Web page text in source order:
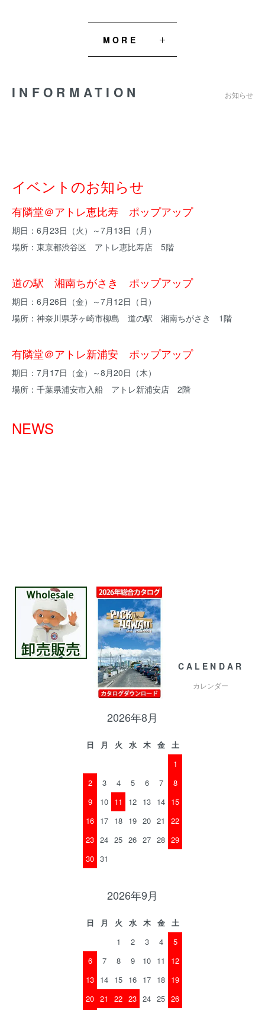
MORE
INFORMATION お知らせ
イベントのお知らせ
有隣堂＠アトレ恵比寿 ポップアップ
期日：6月23日（火）～7月13日（月）
場所：東京都渋谷区 アトレ恵比寿店 5階
道の駅 湘南ちがさき ポップアップ
期日：6月26日（金）～7月12日（日）
場所：神奈川県茅ヶ崎市柳島 道の駅 湘南ちがさき 1階
有隣堂＠アトレ新浦安 ポップアップ
期日：7月17日（金）～8月20日（木）
場所：千葉県浦安市入船 アトレ新浦安店 2階
NEWS
CALENDAR
カレンダー
2026年8月
日 月 火 水 木 金
土
1
2
3 4 5 6 7
8
9
10 11 12 13 14 15
16 17 18 19 20 21
22
23 24 25 26 27 28 29
30 31
2026年9月
日 月 火 水 木 金
土
1
2 3 4
5
6
7 8 9 10 11
12
13 14 15 16 17 18 19
20 21 22 23 24 25 26